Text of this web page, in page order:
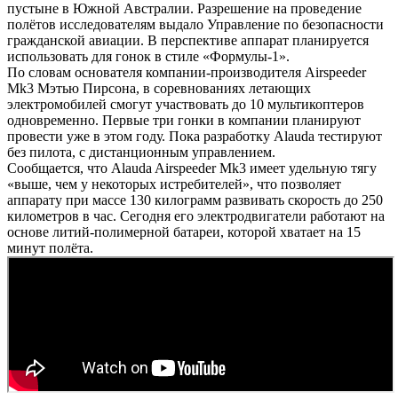
пустыне в Южной Австралии. Разрешение на проведение
полётов исследователям выдало Управление по безопасности
гражданской авиации. В перспективе аппарат планируется
использовать для гонок в стиле «Формулы-1».
По словам основателя компании-производителя Airspeeder
Mk3 Мэтью Пирсона, в соревнованиях летающих
электромобилей смогут участвовать до 10 мультикоптеров
одновременно. Первые три гонки в компании планируют
провести уже в этом году. Пока разработку Alauda тестируют
без пилота, с дистанционным управлением.
Сообщается, что Alauda Airspeeder Mk3 имеет удельную тягу
«выше, чем у некоторых истребителей», что позволяет
аппарату при массе 130 килограмм развивать скорость до 250
километров в час. Сегодня его электродвигатели работают на
основе литий-полимерной батареи, которой хватает на 15
минут полёта.